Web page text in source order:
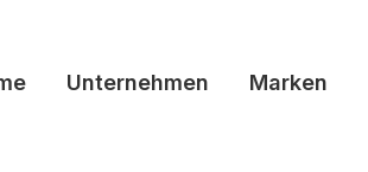
Unternehmen Marken